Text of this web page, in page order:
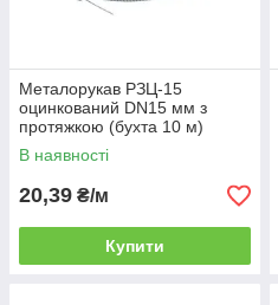
Металорукав РЗЦ‑15
оцинкований DN15 мм з
протяжкою (бухта 10 м)
В наявності
20,39 ₴/м
Купити